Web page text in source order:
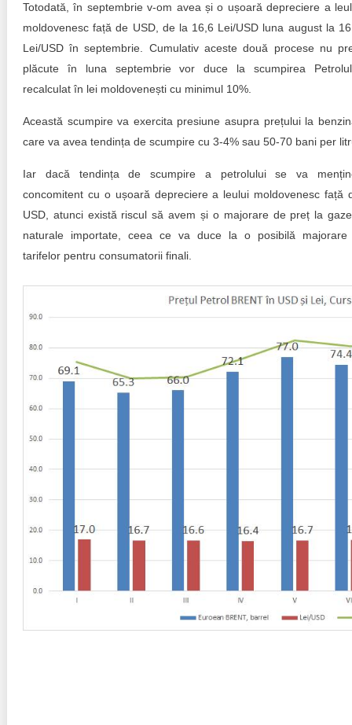
Transparența întreprinderilor de stat
Cele mai bune și cele mai proaste politici locale din
Moldova
Democrația, independența și transparența instituțiilor
Achiziții publice
Totodată, în septembrie v-om avea și o ușoară depreciere a
moldovenesc față de USD, de la 16,6 Lei/USD luna august la
Lei/USD în septembrie. Cumulativ aceste două procese nu
plăcute în luna septembrie vor duce la scumpirea
recalculat în lei moldovenești cu minimul 10%.
Această scumpire va exercita presiune asupra prețului la
care va avea tendința de scumpire cu 3-4% sau 50-70 bani per
Iar dacă tendința de scumpire a petrolului se va
concomitent cu o ușoară depreciere a leului moldovenesc față
USD, atunci există riscul să avem și o majorare de preț la
naturale importate, ceea ce va duce la o posibilă
tarifelor pentru consumatorii finali.